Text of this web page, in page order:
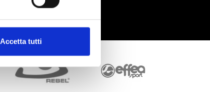
Accetta tutti